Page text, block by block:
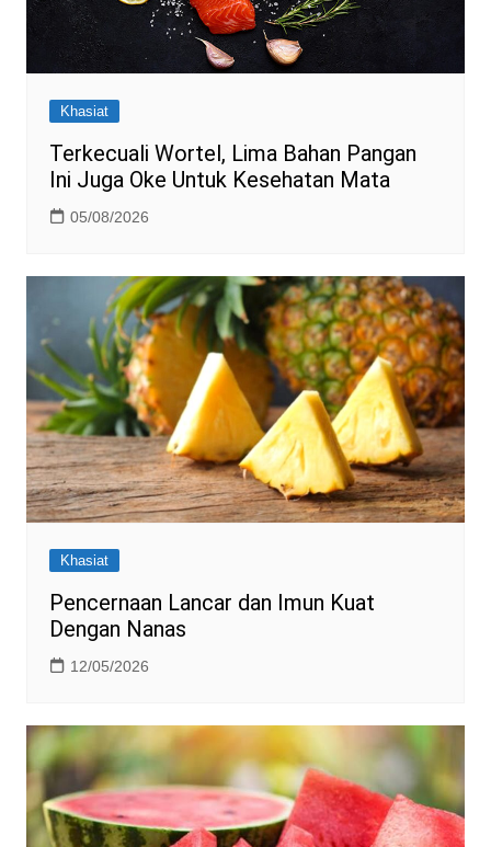
Khasiat
Terkecuali Wortel, Lima Bahan Pangan
Ini Juga Oke Untuk Kesehatan Mata
05/08/2026
Khasiat
Pencernaan Lancar dan Imun Kuat
Dengan Nanas
12/05/2026